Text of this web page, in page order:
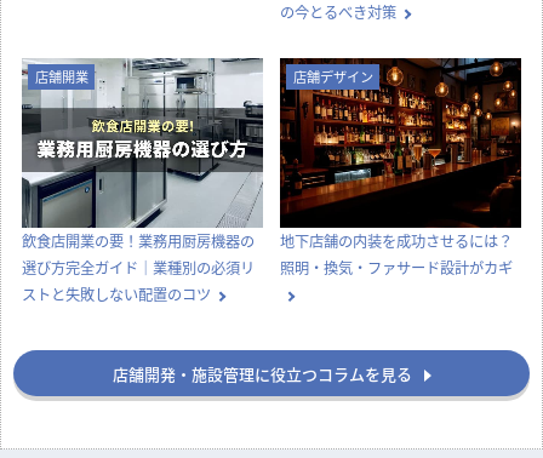
の今とるべき対策
店舗開業
飲食店開業の要！業務用厨房機器の
選び方完全ガイド｜業種別の必須リ
ストと失敗しない配置のコツ
店舗デザイン
地下店舗の内装を成功させるには？
照明・換気・ファサード設計がカギ
店舗開発・施設管理に役立つコラムを見る